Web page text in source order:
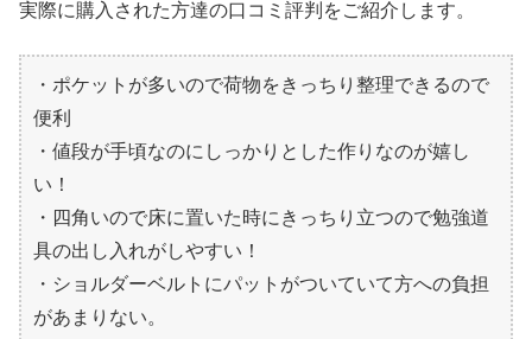
実際に購入された方達の口コミ評判をご紹介します。
・ポケットが多いので荷物をきっちり整理できるので
便利
・値段が手頃なのにしっかりとした作りなのが嬉し
い！
・四角いので床に置いた時にきっちり立つので勉強道
具の出し入れがしやすい！
・ショルダーベルトにパットがついていて方への負担
があまりない。